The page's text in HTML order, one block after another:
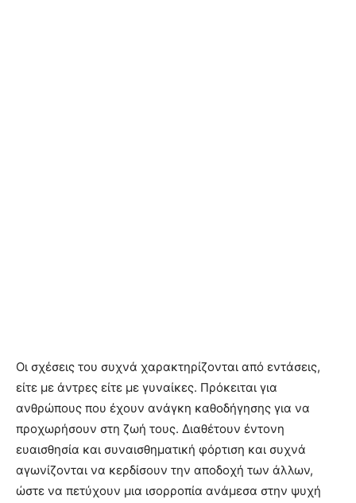
Οι σχέσεις του συχνά χαρακτηρίζονται από εντάσεις,
είτε με άντρες είτε με γυναίκες. Πρόκειται για
ανθρώπους που έχουν ανάγκη καθοδήγησης για να
προχωρήσουν στη ζωή τους. Διαθέτουν έντονη
ευαισθησία και συναισθηματική φόρτιση και συχνά
αγωνίζονται να κερδίσουν την αποδοχή των άλλων,
ώστε να πετύχουν μια ισορροπία ανάμεσα στην ψυχή